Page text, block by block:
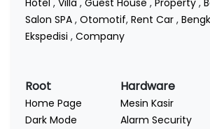
Hotel , Villa , Guest House , Property ,
Salon SPA , Otomotif, Rent Car ,
Ekspedisi , Company
Root
Home Page
Dark Mode
Hardware
Mesin Kasir
Alarm Security